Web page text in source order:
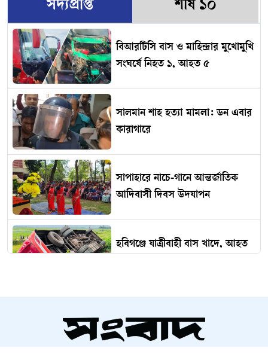
সদ্যপ্রাপ্ত শীর্ষ ১০
বিআরটিসি বাস ও মাহিন্দ্রার মুখোমুখি
সংঘর্ষে নিহত ১, আহত ৫
সালমান শাহ হত্যা মামলা: ডন এবার
কারাগারে
সাপাহারে নাচে-গানে আন্তর্জাতিক
আদিবাসী দিবস উদযাপন
হবিগঞ্জে যাত্রীবাহী বাস খাদে, আহত
লাভ’